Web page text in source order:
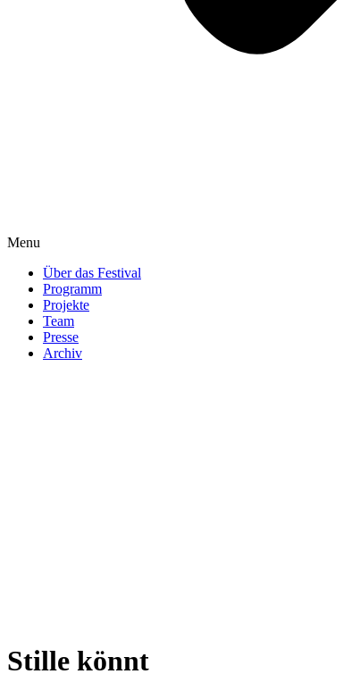
Menu
Über das Festival
Programm
Projekte
Team
Presse
Archiv
Stille könnt